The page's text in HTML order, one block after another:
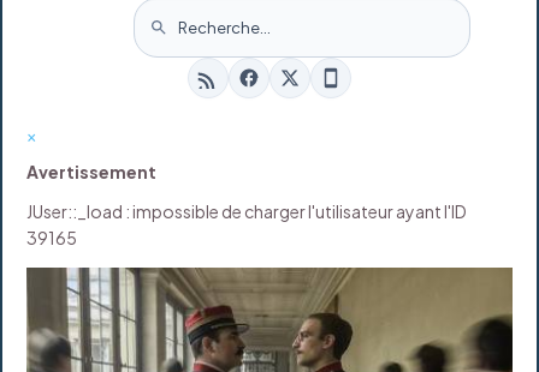
×
Avertissement
JUser::_load : impossible de charger l'utilisateur ayant l'ID
39165